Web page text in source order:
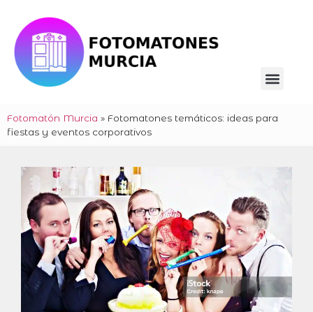
Fotomatón Murcia » Fotomatones temáticos: ideas para
fiestas y eventos corporativos